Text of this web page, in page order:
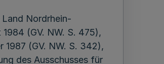
Land Nordrhein-
(GV. NW. S. 475),
(GV. NW. S. 342),
des Ausschusses für